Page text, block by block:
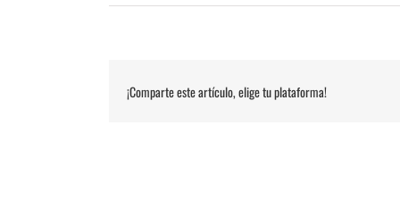
¡Comparte este artículo, elige tu plataforma!